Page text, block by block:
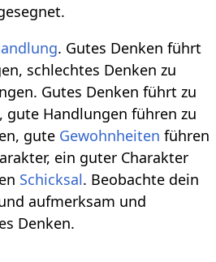
. Gutes Denken führt
schlechtes Denken zu
Gutes Denken führt zu
gute Handlungen führen zu
gute Gewohnheiten führen
ein guter Charakter
Schicksal. Beobachte dein
aufmerksam und
Denken.